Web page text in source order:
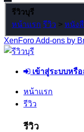
รีวิวบุรี
หน้าแรก รีวิว > หนัง
XenForo Add-ons by
เข้าสู่ระบบหรื
หน้าแรก
รีวิว
รีวิว